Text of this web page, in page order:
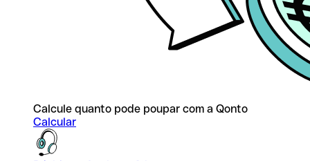
Calcule quanto pode poupar com a Qonto
Calcular